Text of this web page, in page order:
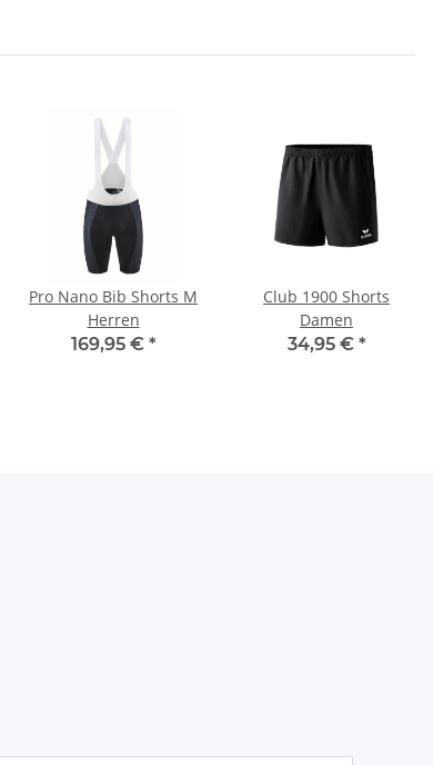
Pro Nano Bib Shorts M
Herren
169,95 € *
Club 1900 Shorts
Damen
34,95 € *